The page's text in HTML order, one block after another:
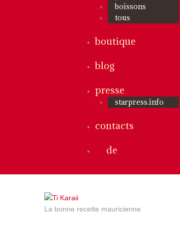
boissons
tous
boutique
blog
presse
starpress.info
contacts
de
La bonne recette mauricienne